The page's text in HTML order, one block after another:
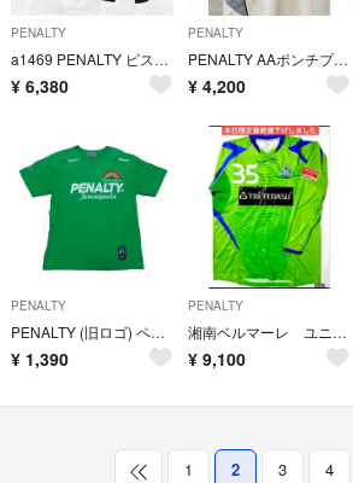
PENALTY
a1469 PENALTY ピステスーツ上下セット Cイエローブラック サッカー
¥ 6,380
PENALTY
PENALTY AAポンチプレッタ サッカー ユニフォーム ヴィンテージ
¥ 4,200
PENALTY
PENALTY (旧ロゴ) ペナルティTシャツ
¥ 1,390
PENALTY
湘南ベルマーレ ユニフォーム 選手用 長袖 超貴重‼️ 35番
¥ 9,100
1 2 3 4